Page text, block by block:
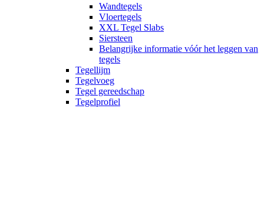
Wandtegels
Vloertegels
XXL Tegel Slabs
Siersteen
Belangrijke informatie vóór het leggen van
tegels
Tegellijm
Tegelvoeg
Tegel gereedschap
Tegelprofiel